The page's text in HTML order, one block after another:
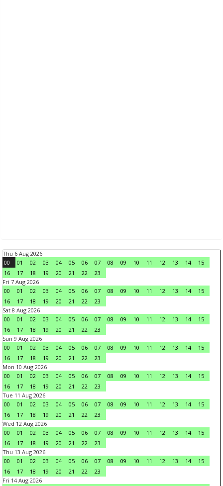
Thu 6 Aug 2026
00
01 02 03 04 05 06 07 08 09 10 11 12 13 14
15
16
17 18 19 20 21 22
23
Fri 7 Aug 2026
00
01 02 03 04 05 06 07 08 09 10 11 12 13 14
15
16
17 18 19 20 21 22
23
Sat 8 Aug 2026
00
01 02 03 04 05 06 07 08 09 10 11 12 13 14
15
16
17 18 19 20 21 22
23
Sun 9 Aug 2026
00
01 02 03 04 05 06 07 08 09 10 11 12 13 14
15
16
17 18 19 20 21 22
23
Mon 10 Aug 2026
00
01 02 03 04 05 06 07 08 09 10 11 12 13 14
15
16
17 18 19 20 21 22
23
Tue 11 Aug 2026
00
01 02 03 04 05 06 07 08 09 10 11 12 13 14
15
16
17 18 19 20 21 22
23
Wed 12 Aug 2026
00
01 02 03 04 05 06 07 08 09 10 11 12 13 14
15
16
17 18 19 20 21 22
23
Thu 13 Aug 2026
00
01 02 03 04 05 06 07 08 09 10 11 12 13 14
15
16
17 18 19 20 21 22
23
Fri 14 Aug 2026